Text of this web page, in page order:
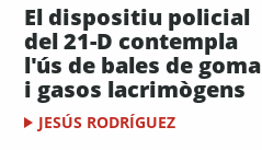
El dispositiu policial
del 21-D contempla
l'ús de bales de goma
i gasos lacrimògens
JESÚS RODRÍGUEZ